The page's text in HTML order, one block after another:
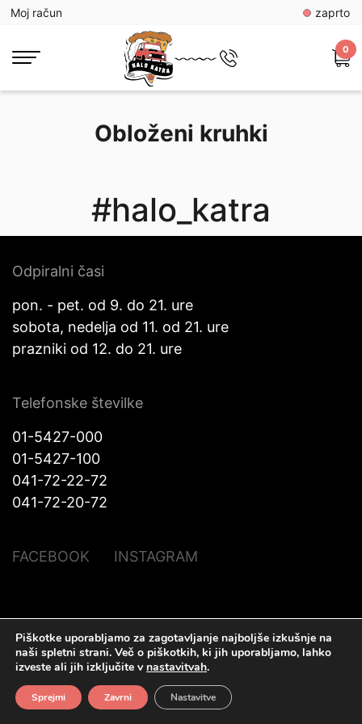
Moj račun zaprto
0
Obloženi kruhki
#halo_katra
Odpiralni časi
pon. - pet. od 9. do 21. ure
sobota, nedelja od 11. od 21. ure
prazniki od 12. do 21. ure
Telefonske številke
01-5427-000
01-5427-100
041-72-22-72
041-72-20-72
FACEBOOK INSTAGRAM
Izdelava spletnih straniPlenum IT d.o.o.
Piškotke uporabljamo za zagotavljanje najboljše izkušnje na
naši spletni strani. Več o piškotkih, ki jih uporabljamo, lahko
izveste ali jih izključite v nastavitvah.
Sprejmi Zavrni Nastavitve